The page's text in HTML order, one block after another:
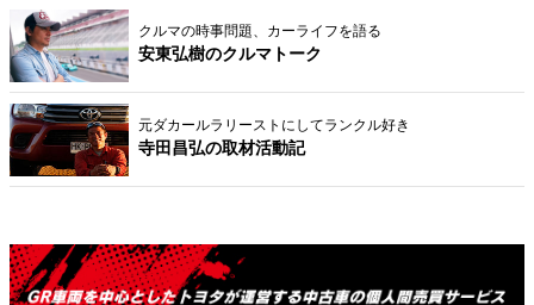
クルマの時事問題、カーライフを語る
安東弘樹のクルマトーク
元ダカールラリーストにしてランクル好き
寺田昌弘の取材活動記